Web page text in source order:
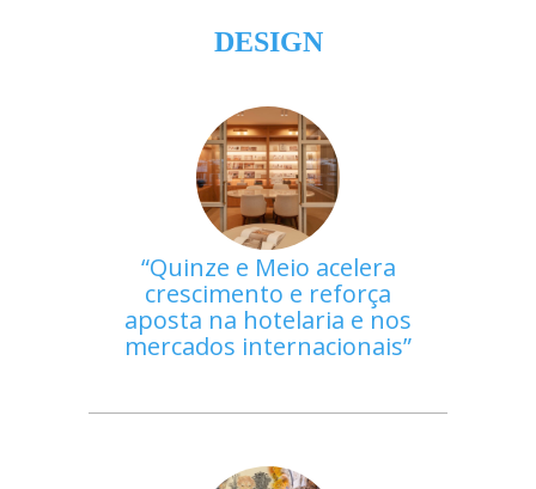
DESIGN
Quinze e Meio acelera
crescimento e reforça
aposta na hotelaria e nos
mercados internacionais